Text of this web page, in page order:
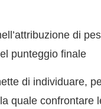
di
punteggio finale
di individuare,
quale confrontare